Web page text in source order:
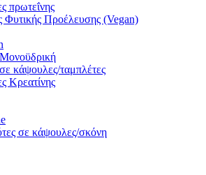
πρωτεΐνης
Φυτικής Προέλευσης (Vegan)
κάψουλες/ταμπλέτες
Κρεατίνης
σε κάψουλες/σκόνη